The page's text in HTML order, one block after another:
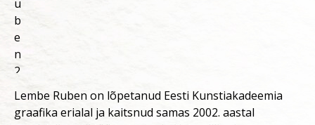
Lembe Ruben on lõpetanud Eesti Kunstiakadeemia
graafika erialal ja kaitsnud samas 2002. aastal